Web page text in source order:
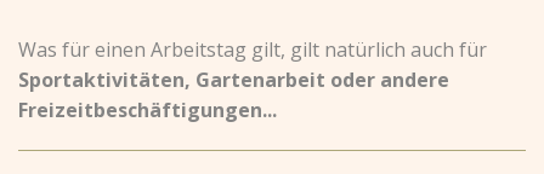
Was für einen Arbeitstag gilt, gilt natürlich auch für
Sportaktivitäten, Gartenarbeit oder andere
Freizeitbeschäftigungen...